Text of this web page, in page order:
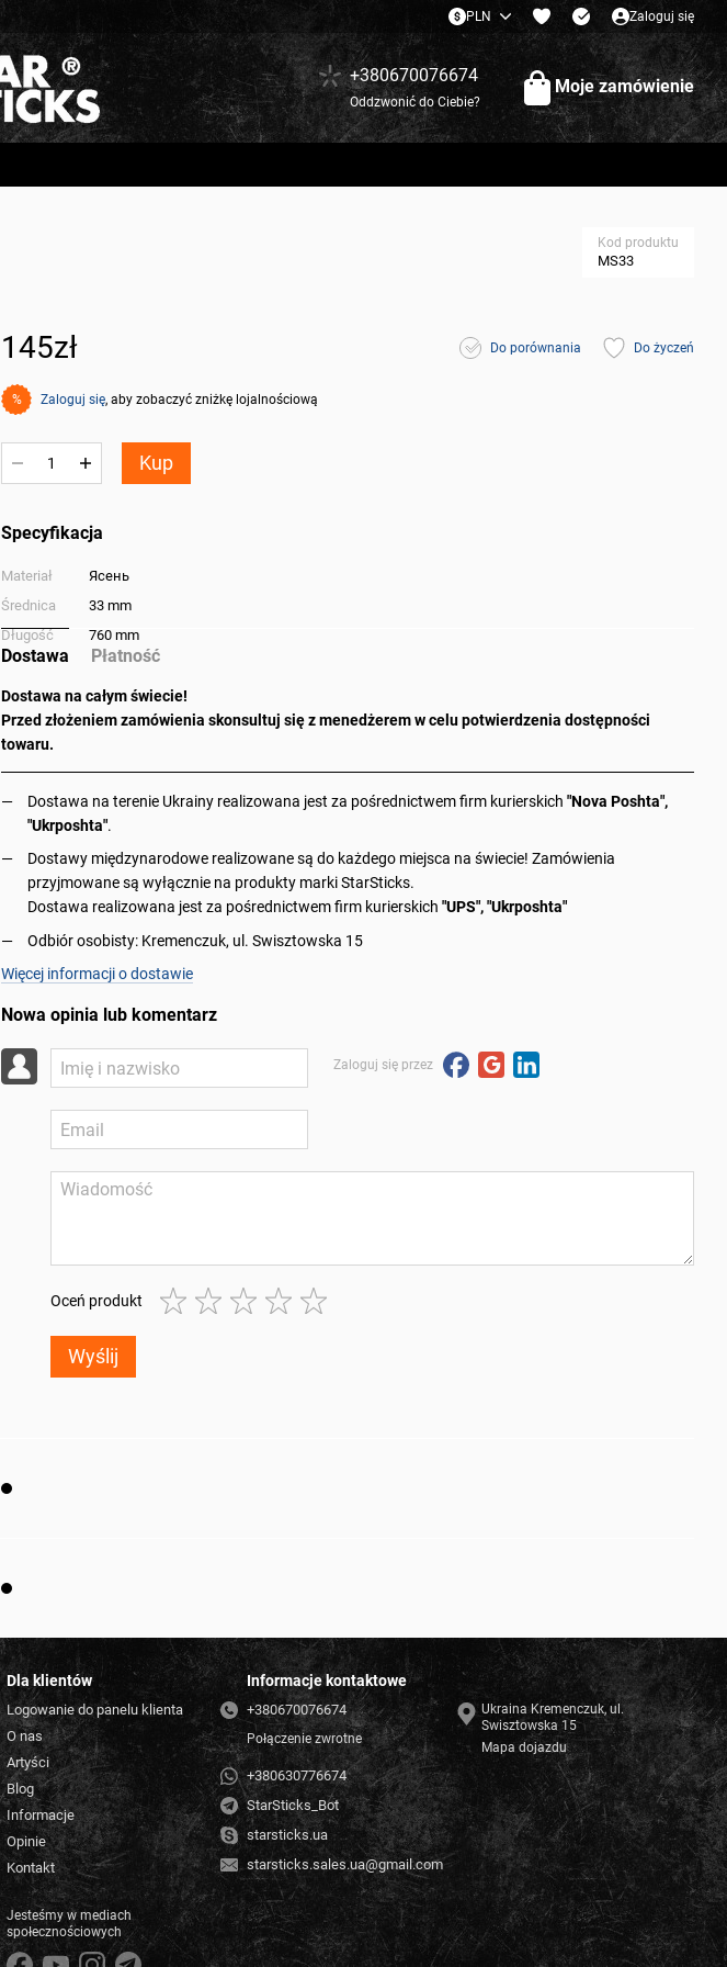
PLN Zaloguj się
+380670076674
Oddzwonić do Ciebie?
Moje zamówienie
Kod produktu
MS33
145zł Do porównania Do życzeń
% Zaloguj się, aby zobaczyć zniżkę lojalnościową
Kup
Specyfikacja
Materiał
Ясень
Średnica
33 mm
Długość
760 mm
Dostawa Płatność
Dostawa na całym świecie!
Przed złożeniem zamówienia skonsultuj się z menedżerem w celu potwierdzenia dostępności
towaru.
Dostawa na terenie Ukrainy realizowana jest za pośrednictwem firm kurierskich "Nova Poshta",
"Ukrposhta".
Dostawy międzynarodowe realizowane są do każdego miejsca na świecie! Zamówienia
przyjmowane są wyłącznie na produkty marki StarSticks.
Dostawa realizowana jest za pośrednictwem firm kurierskich "UPS", "Ukrposhta"
Odbiór osobisty: Kremenczuk, ul. Swisztowska 15
Więcej informacji o dostawie
Nowa opinia lub komentarz
Zaloguj się przez
Oceń produkt
Wyślij
Dla klientów
Logowanie do panelu klienta
O nas
Artyści
Blog
Informacje
Opinie
Kontakt
Jesteśmy w mediach
społecznościowych
Informacje kontaktowe
+380670076674
Połączenie zwrotne
+380630776674
StarSticks_Bot
starsticks.ua
starsticks.sales.ua@gmail.com
Ukraina Kremenczuk, ul.
Swisztowska 15
Mapa dojazdu